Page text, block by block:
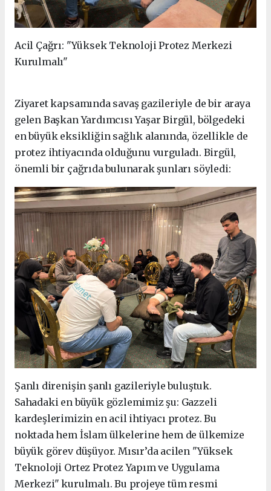
Acil Çağrı: "Yüksek Teknoloji Protez Merkezi
Kurulmalı"
Ziyaret kapsamında savaş gazileriyle de bir araya
gelen Başkan Yardımcısı Yaşar Birgül, bölgedeki
en büyük eksikliğin sağlık alanında, özellikle de
protez ihtiyacında olduğunu vurguladı. Birgül,
önemli bir çağrıda bulunarak şunları söyledi:
Şanlı direnişin şanlı gazileriyle buluştuk.
Sahadaki en büyük gözlemimiz şu: Gazzeli
kardeşlerimizin en acil ihtiyacı protez. Bu
noktada hem İslam ülkelerine hem de ülkemize
büyük görev düşüyor. Mısır’da acilen "Yüksek
Teknoloji Ortez Protez Yapım ve Uygulama
Merkezi" kurulmalı. Bu projeye tüm resmi